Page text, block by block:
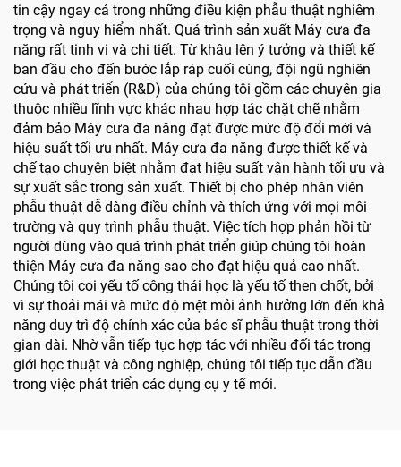
tin cậy ngay cả trong những điều kiện phẫu thuật nghiêm
trọng và nguy hiểm nhất. Quá trình sản xuất Máy cưa đa
năng rất tinh vi và chi tiết. Từ khâu lên ý tưởng và thiết kế
ban đầu cho đến bước lắp ráp cuối cùng, đội ngũ nghiên
cứu và phát triển (R&D) của chúng tôi gồm các chuyên gia
thuộc nhiều lĩnh vực khác nhau hợp tác chặt chẽ nhằm
đảm bảo Máy cưa đa năng đạt được mức độ đổi mới và
hiệu suất tối ưu nhất. Máy cưa đa năng được thiết kế và
chế tạo chuyên biệt nhằm đạt hiệu suất vận hành tối ưu và
sự xuất sắc trong sản xuất. Thiết bị cho phép nhân viên
phẫu thuật dễ dàng điều chỉnh và thích ứng với mọi môi
trường và quy trình phẫu thuật. Việc tích hợp phản hồi từ
người dùng vào quá trình phát triển giúp chúng tôi hoàn
thiện Máy cưa đa năng sao cho đạt hiệu quả cao nhất.
Chúng tôi coi yếu tố công thái học là yếu tố then chốt, bởi
vì sự thoải mái và mức độ mệt mỏi ảnh hưởng lớn đến khả
năng duy trì độ chính xác của bác sĩ phẫu thuật trong thời
gian dài. Nhờ vẫn tiếp tục hợp tác với nhiều đối tác trong
giới học thuật và công nghiệp, chúng tôi tiếp tục dẫn đầu
trong việc phát triển các dụng cụ y tế mới.